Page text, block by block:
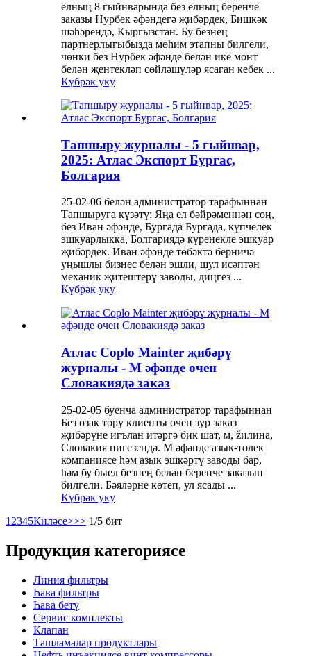
елның 8 гыйнварында без елның беренче
заказы Нурбек әфәндегә җибәрдек, Бишкәк
шәһәрендә, Кыргызстан. Бу безнең
партнерлыгыбызда мөһим этапны билгели,
чөнки без Нурбек әфәнде белән ике монт
белән җентекләп сөйләшүләр ясаган кебек ...
Күбрәк уку
Тапшыру журналы - 5 гыйнвар,
2025: Атлас Экспорт Бургас,
Болгария
25-02-06 белән администратор тарафыннан
Тапшыруга күзәтү: Яңа ел бәйрәменнән соң,
без Иван әфәнде, Бургада Бургада, күпчелек
эшкуарлыкка, Болгариядә күренекле эшкуар
җибәрдек. Иван әфәнде төбәктә берничә
уңышлы бизнес белән эшли, шул исәптән
механик җитештерү заводы, диңгез ...
Күбрәк уку
Атлас Coplo Mainter җибәрү
журналы - М әфәнде өчен
Словакиядә заказ
25-02-05 буенча администратор тарафыннан
Без озак тору клиенты өчен зур заказ
җибәрүне игълан итәргә бик шат, м, žилина,
Словакия нигезендә. M әфәнде азык-төлек
компаниясе һәм азык эшкәртү заводы бар,
һәм бу быел безнең белән беренче заказын
билгели. Бәяләрне көтеп, ул ясады ...
Күбрәк уку
1 2345Киләсе>>> 1/5 бит
Продукция категориясе
Линия фильтры
Һава фильтры
Һава бетү
Сервис комплекты
Клапан
Ташламалар продуктлары